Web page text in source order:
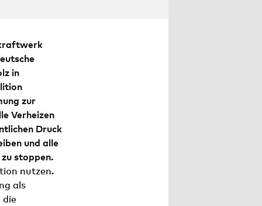
in
zur
Verheizen
Druck
und alle
stoppen.
nutzen.
als
die